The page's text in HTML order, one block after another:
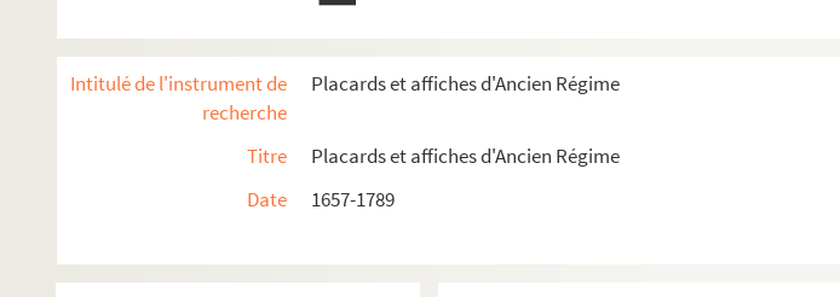
Intitulé de l'instrument de
recherche
Placards et affiches d'Ancien Régime
Titre
Placards et affiches d'Ancien Régime
Date
1657-1789
Communautés de métiers
Enseignement